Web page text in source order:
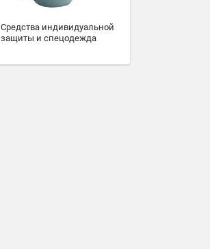
Средства индивидуальной
защиты и спецодежда